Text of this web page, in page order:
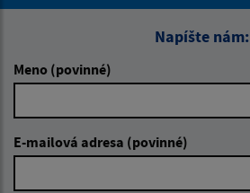
Napíšte nám:
Meno (povinné)
E-mailová adresa (povinné)